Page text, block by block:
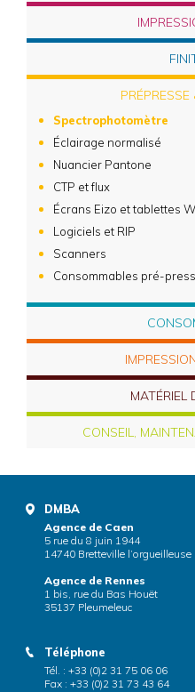
Spectrophotomètre
Éclairage normalisé
Nuancier Pantone
CTP et flux
Écrans Eizo et tablettes
Logiciels et RIP
Scanners
Consommables pré-
MATÉRIEL
CONSEIL,
DMBA
Agence de Caen
5 rue du 8 juin 1944
14740 Bretteville l’orgueilleuse
Agence de Rennes
1 bis, rue du Bas Houët
35137 Pleumeleuc
Téléphone
Tél. : +33 (0)2 31 75 06 06
Fax : +33 (0)2 31 73 43 64